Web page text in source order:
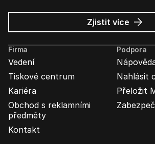
Zjistit více o
Ads
Firma
Vedení
Tiskové centrum
Kariéra
Obchod s reklamními
předměty
Kontakt
Podpora
Nahlásit
Přeložit